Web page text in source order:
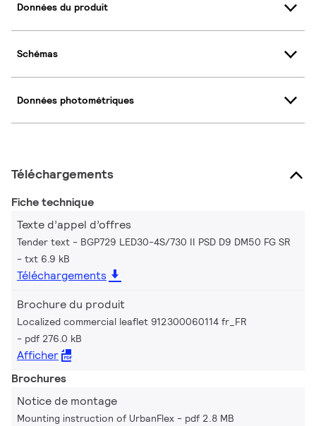
Données du produit
Schémas
Données photométriques
Téléchargements
Fiche technique
Texte d’appel d’offres
Tender text - BGP729 LED30-4S/730 II PSD D9 DM50 FG SR
txt 6.9 kB
Téléchargements
Brochure du produit
Localized commercial leaflet 912300060114 fr_FR
pdf 276.0 kB
Afficher
Brochures
Notice de montage
Mounting instruction of UrbanFlex pdf 2.8 MB